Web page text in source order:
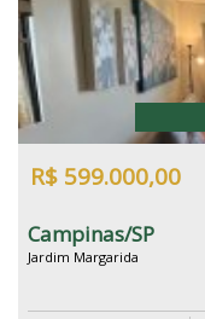
R$ 599.000,00
Campinas/SP
Jardim Margarida